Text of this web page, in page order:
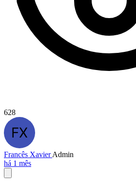
628
Francês XavierAdmin
há 1 mês